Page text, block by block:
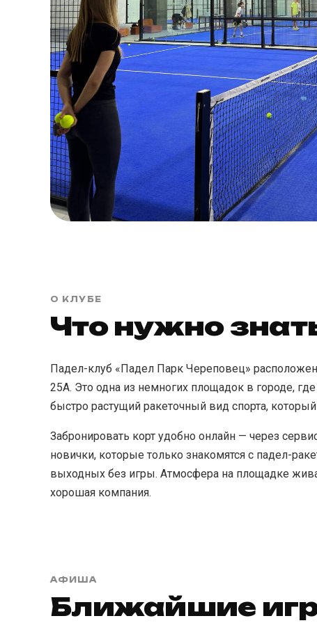
О КЛУБЕ
Что нужно
Падел-клуб «Падел Парк Череповец»
25А. Это одна из немногих площадок в городе,
быстро растущий ракеточный вид спорта,
Забронировать корт удобно онлайн — через
новички, которые только знакомятся с падел-
выходных без игры. Атмосфера на площадке
хорошая компания.
АФИША
Ближайшие